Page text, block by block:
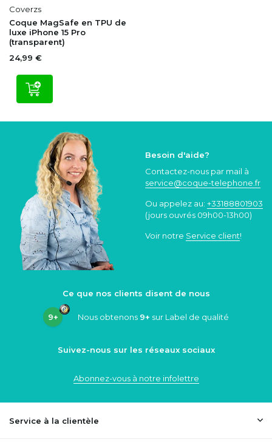
Coverzs
Coque MagSafe en TPU de
luxe iPhone 15 Pro
(transparent)
24,99 €
Besoin d'aide?
Contactez-nous par mail à
service@coque-telephone.fr
Ou appelez au: +33188801903
(jours ouvrés 09h00-13h00)
Voir notre Service client!
Ce que nos clients disent de nous
9+ Nous obtenons 9+ sur Label de qualité
Suivez-nous sur les réseaux sociaux
Abonnez-vous à notre infolettre
Service à la clientèle